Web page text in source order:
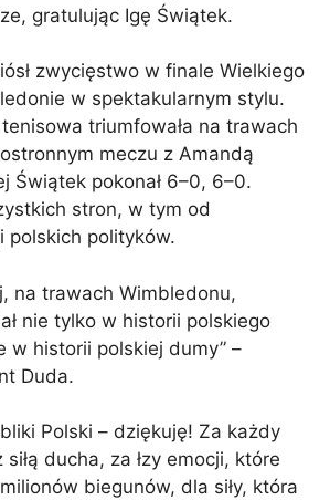
gratulując Igę Świątek.
zwycięstwo w finale Wielkiego
w spektakularnym stylu.
triumfowała na trawach
meczu z Amandą
Świątek pokonał 6–0, 6–0.
stron, w tym od
polskich polityków.
na trawach Wimbledonu,
nie tylko w historii polskiego
w historii polskiej dumy” –
Duda.
Polski – dziękuję! Za każdy
ducha, za łzy emocji, które
biegunów, dla siły, która